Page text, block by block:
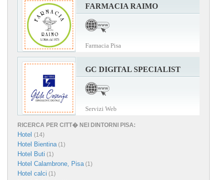
FARMACIA RAIMO
Farmacia Pisa
GC DIGITAL SPECIALIST
Servizi Web
RICERCA PER CITT� NEI DINTORNI PISA:
Hotel (14)
Hotel Bientina(1)
Hotel Buti (1)
Hotel Calambrone, Pisa(1)
Hotel calci (1)